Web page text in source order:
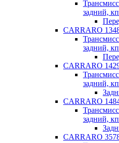
задний,
CARRARO
задний,
CARRARO
задний,
CARRARO
задний,
CARRARO